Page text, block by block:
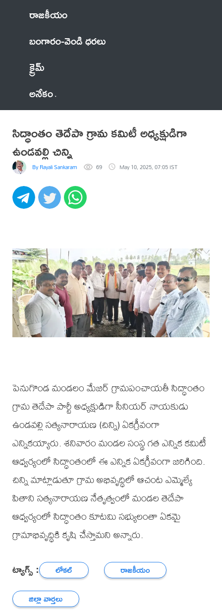
రాజకీయం
బంగారం-వెండి ధరలు
క్రైమ్
అనేకం
సిద్ధాంతం తెదేపా గ్రామ కమిటీ అధ్యక్షుడిగా
ఉండవల్లి చిన్ని
By Rayali Sankaram 69 May 10, 2025, 07:05 IST
పెనుగొండ మండలం మేజర్ గ్రామపంచాయతీ సిద్ధాంతం
గ్రామ తెదేపా పార్టీ అధ్యక్షుడిగా సీనియర్ నాయకుడు
ఉండవల్లి సత్యనారాయణ (చిన్ని) ఏకగ్రీవంగా
ఎన్నికయ్యారు. శనివారం మండల సంస్థ గత ఎన్నిక కమిటీ
ఆధ్వర్యంలో సిద్ధాంతంలో ఈ ఎన్నిక ఏకగ్రీవంగా జరిగింది.
చిన్ని మాట్లాడుతూ గ్రామ అభివృద్ధిలో ఆచంట ఎమ్మెల్యే
పితాని సత్యనారాయణ నేతృత్వంలో మండల తెదేపా
ఆధ్వర్యంలో సిద్ధాంతం కూటమి సభ్యులంతా ఏకమై
గ్రామాభివృద్ధికి కృషి చేస్తామని అన్నారు.
ట్యాగ్స్ : లోకల్
రాజకీయం
జిల్లా వార్తలు